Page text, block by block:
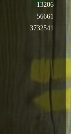
13206
56661
3732541